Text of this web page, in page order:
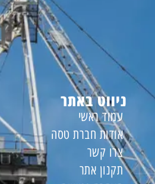
ניווט באתר
עמוד ראשי
אודות חברת טסה
צרו קשר
תקנון אתר